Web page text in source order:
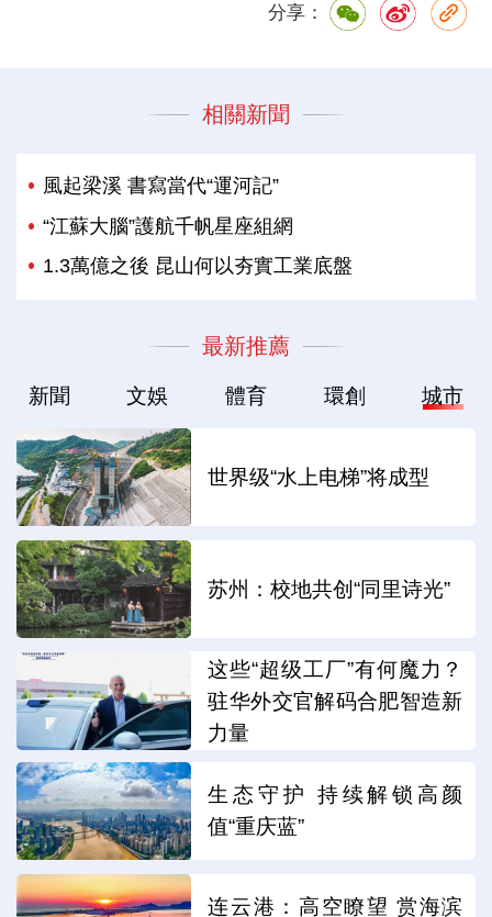
分享：
相關新聞
風起梁溪 書寫當代“運河記”
“江蘇大腦”護航千帆星座組網
1.3萬億之後 昆山何以夯實工業底盤
最新推薦
新聞 文娛 體育 環創 城市
世界级“水上电梯”将成型
苏州：校地共创“同里诗光”
这些“超级工厂”有何魔力？
驻华外交官解码合肥智造新
力量
生态守护 持续解锁高颜
值“重庆蓝”
连云港：高空瞭望 赏海滨